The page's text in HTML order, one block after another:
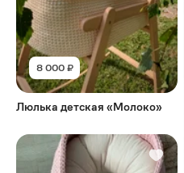
8 000 ₽
Люлька детская «Молоко»